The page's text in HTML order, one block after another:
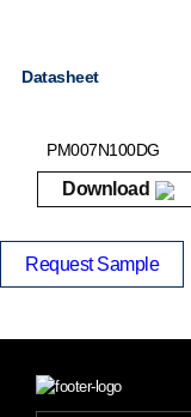
Datasheet
PM007N100DG
Download
Request Sample